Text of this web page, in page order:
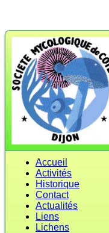
Accueil
Activités
Historique
Contact
Actualités
Liens
Lichens